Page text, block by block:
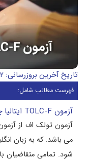
تاریخ آخرین بروزرسانی: ۱۴۰۵/۰۴/۰۲
فهرست مطالب شامل:
آزمون TOLC-F ایتالیا چیست؟
آزمون تولک اف از
می باشد. که به زبان